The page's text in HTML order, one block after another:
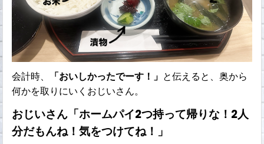
会計時、 「おいしかったでーす！」 と伝えると、奥から
何かを取りにいくおじいさん。
おじいさん「ホームパイ2つ持って帰りな！2人
分だもんね！気をつけてね！」